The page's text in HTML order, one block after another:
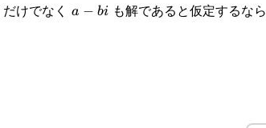
だけでなくa-
a − bi も解であると仮定するなら